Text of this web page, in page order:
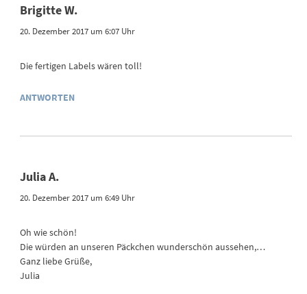
Brigitte W.
20. Dezember 2017 um 6:07 Uhr
Die fertigen Labels wären toll!
ANTWORTEN
Julia A.
20. Dezember 2017 um 6:49 Uhr
Oh wie schön!
Die würden an unseren Päckchen wunderschön aussehen,…
Ganz liebe Grüße,
Julia